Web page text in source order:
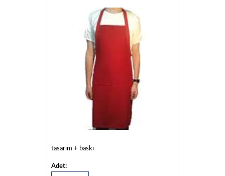
tasarım + baskı
Adet: